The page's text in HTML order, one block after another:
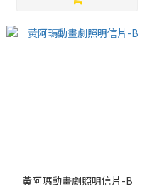
黃阿瑪動畫劇照明信片-B